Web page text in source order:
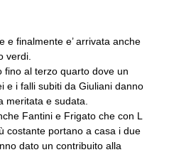
e finalmente e’ arrivata anche
verdi.
fino al terzo quarto dove un
e i falli subiti da Giuliani danno
meritata e sudata.
Fantini e Frigato che con L
costante portano a casa i due
dato un contribuito alla